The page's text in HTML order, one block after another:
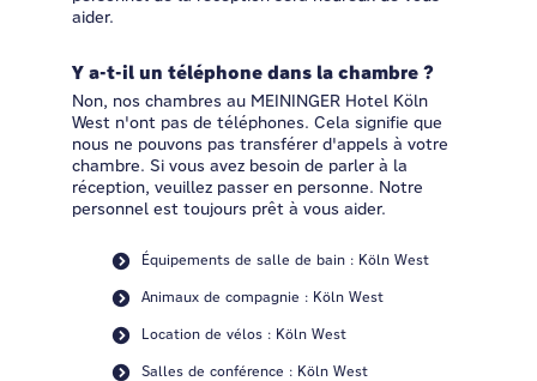
aider.
Y a-t-il un téléphone dans la chambre ?
Non, nos chambres au MEININGER Hotel Köln
West n'ont pas de téléphones. Cela signifie que
nous ne pouvons pas transférer d'appels à votre
chambre. Si vous avez besoin de parler à la
réception, veuillez passer en personne. Notre
personnel est toujours prêt à vous aider.
Équipements de salle de bain : Köln West
Animaux de compagnie : Köln West
Location de vélos : Köln West
Salles de conférence : Köln West